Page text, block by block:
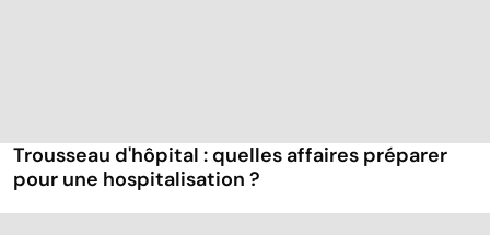
Trousseau d'hôpital : quelles affaires préparer
pour une hospitalisation ?